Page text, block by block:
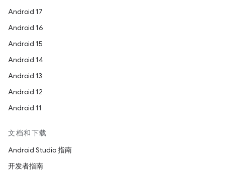
Android 17
Android 16
Android 15
Android 14
Android 13
Android 12
Android 11
文档和下载
Android Studio 指南
开发者指南